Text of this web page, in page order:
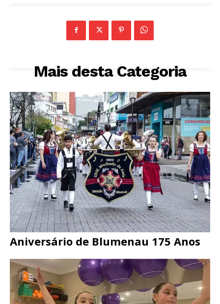
Mais desta Categoria
Aniversário de Blumenau 175 Anos